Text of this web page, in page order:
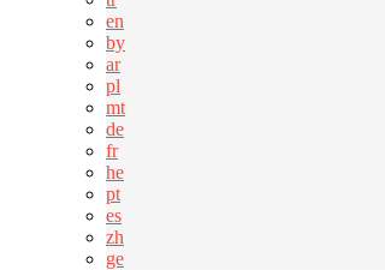
en
by
ar
pl
mt
de
fr
he
pt
es
zh
ge